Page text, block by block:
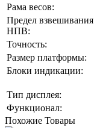
Рама весов:
Предел взвешивания
НПВ:
Точность:
Размер платформы:
Блоки индикации:
Тип дисплея:
Функционал:
Похожие Товары